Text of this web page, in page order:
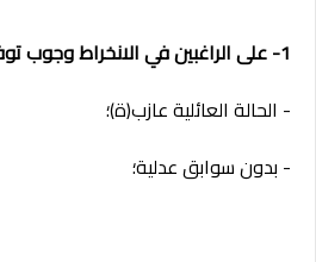
1- على الراغبين في الانخراط وجوب توفر الشروط التالية:
- الحالة العائلية عازب(ة)؛
- بدون سوابق عدلية؛